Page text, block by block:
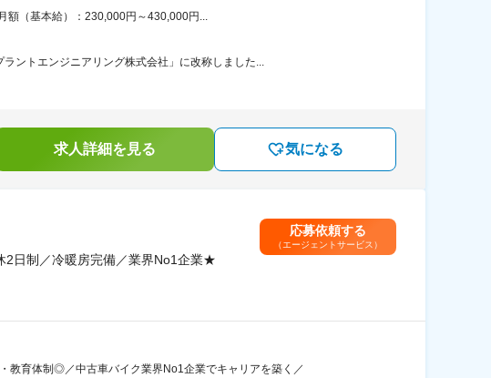
額（基本給）：230,000円～430,000円...
ントエンジニアリング株式会社」に改称しました...
求人詳細を見る 気になる
2日制／冷暖房完備／業界No1企業★
応募依頼する
（エージェントサービス）
教育体制◎／中古車バイク業界No1企業でキャリアを築く／